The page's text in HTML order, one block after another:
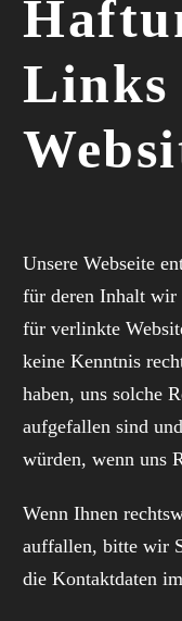
Links
Unsere Webseite
für deren Inhalt
für verlinkte
keine Kenntnis
haben, uns solche
aufgefallen sind
würden, wenn uns
Wenn Ihnen
auffallen, bitte wir
die Kontaktdaten